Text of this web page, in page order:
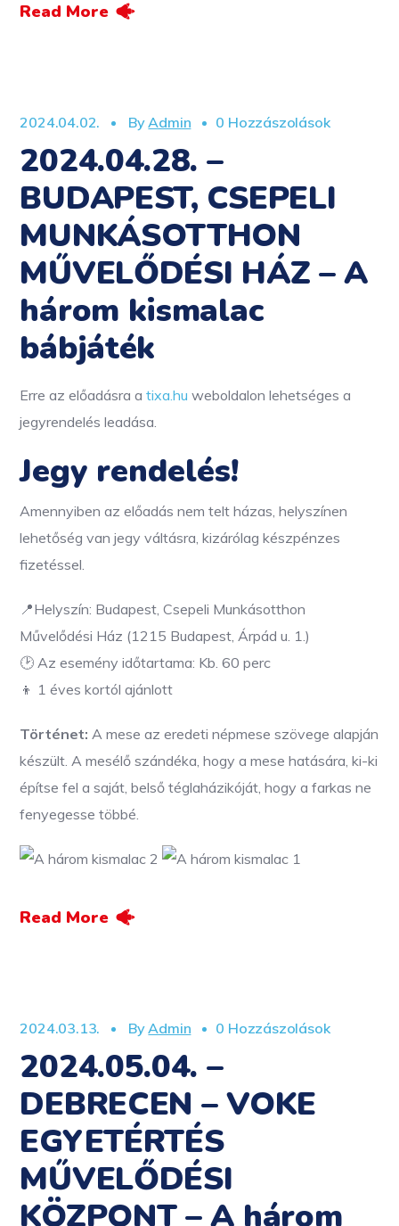
Read More
2024.04.02. ByAdmin 0 Hozzászolások
2024.04.28. –
BUDAPEST, CSEPELI
MUNKÁSOTTHON
MŰVELŐDÉSI HÁZ – A
három kismalac
bábjáték
Erre az előadásra atixa.hu weboldalon lehetséges a
jegyrendelés leadása.
Jegy rendelés!
Amennyiben az előadás nem telt házas, helyszínen
lehetőség van jegy váltásra, kizárólag készpénzes
fizetéssel.
📍Helyszín: Budapest, Csepeli Munkásotthon
Művelődési Ház (1215 Budapest, Árpád u. 1.)
🕑 Az esemény időtartama: Kb. 60 perc
👦 1 éves kortól ajánlott
Történet: A mese az eredeti népmese szövege alapján
készült. A mesélő szándéka, hogy a mese hatására, ki-ki
építse fel a saját, belső téglaházikóját, hogy a farkas ne
fenyegesse többé.
Read More
2024.03.13. ByAdmin 0 Hozzászolások
2024.05.04. –
DEBRECEN – VOKE
EGYETÉRTÉS
MŰVELŐDÉSI
KÖZPONT – A három